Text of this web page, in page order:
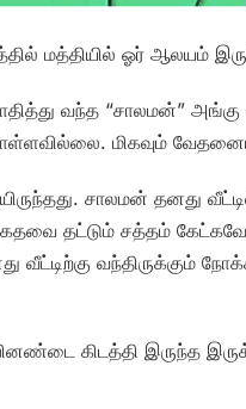
மத்தியில் ஓர் ஆலயம்
வந்த “சாலமன்” அங்கு
மிகவும்
சாலமன் தனது
தட்டும் சத்தம்
வீட்டிற்கு வந்திருக்கும்
கிடத்தி இருந்த